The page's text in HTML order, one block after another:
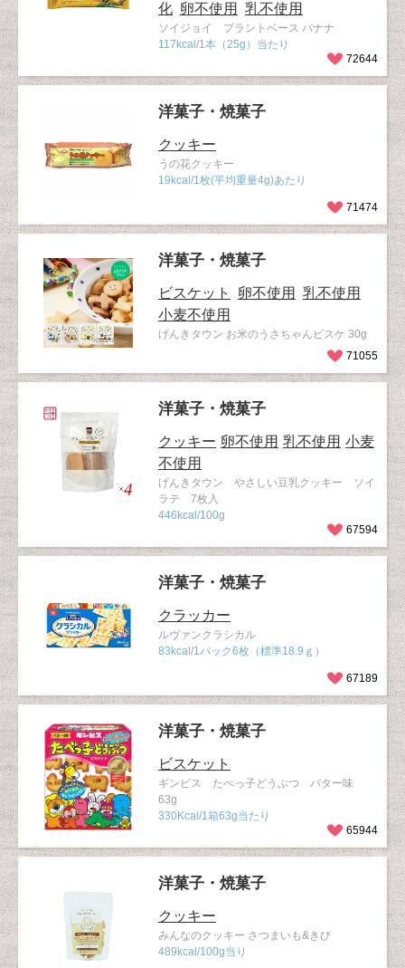
化 卵不使用 乳不使用
ソイジョイ プラントベース バナナ
117kcal/1本（25g）当たり
72644
洋菓子・焼菓子
クッキー
うの花クッキー
19kcal/1枚(平均重量4g)あたり
71474
洋菓子・焼菓子
ビスケット 卵不使用
乳不使用
小麦不使用
げんきタウン お米のうさちゃんビスケ 30g
71055
洋菓子・焼菓子
クッキー 卵不使用 乳不使用 小麦
不使用
げんきタウン やさしい豆乳クッキー ソイ
ラテ 7枚入
446kcal/100g
67594
洋菓子・焼菓子
クラッカー
ルヴァンクラシカル
83kcal/1パック6枚（標準18.9ｇ）
67189
洋菓子・焼菓子
ビスケット
ギンビス たべっ子どうぶつ バター味
63g
330Kcal/1箱63g当たり
65944
洋菓子・焼菓子
クッキー
みんなのクッキー さつまいも&きび
489kcal/100g当り